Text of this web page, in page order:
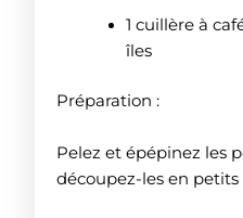
1 cuillère à
îles
Préparation :
Pelez et épépinez les
découpez-les en petits